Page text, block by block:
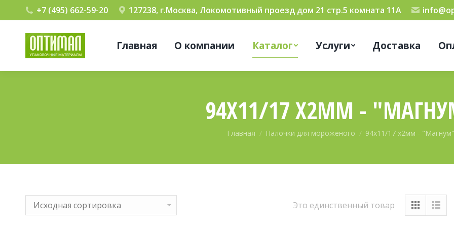
+7 (495) 662-59-20 127238, г.Москва, Локомотивный проезд дом 21 стр.5 комната 11А
Главная О компании Каталог Услуги Доставка
94Х11/17 Х2ММ -
Вы здесь:
Главная Палочки для мороженого 94х11/17 х2мм - "Магнум"
Это единственный товар